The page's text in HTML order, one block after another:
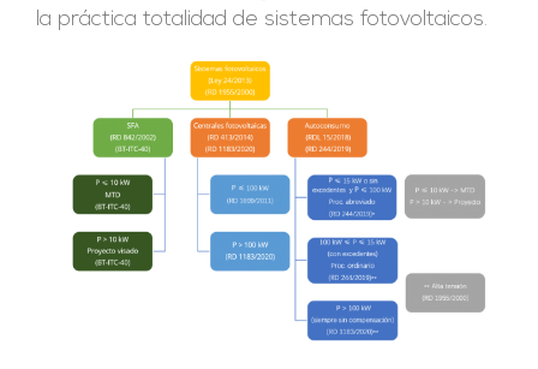
la práctica totalidad de sistemas fotovoltaicos.